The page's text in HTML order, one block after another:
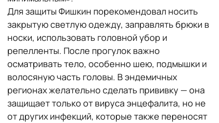
Для защиты Фишкин порекомендовал носить
закрытую светлую одежду, заправлять брюки в
носки, использовать головной убор и
репелленты. После прогулок важно
осматривать тело, особенно шею, подмышки и
волосяную часть головы. В эндемичных
регионах желательно сделать прививку — она
защищает только от вируса энцефалита, но не
от других инфекций, которые также переносят